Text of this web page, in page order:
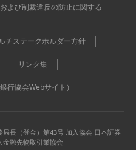
よび制裁違反の防止に関する
チステークホルダー方針
リンク集
行協会Webサイト）
長（登金）第43号 加入協会 日本証券
融先物取引業協会